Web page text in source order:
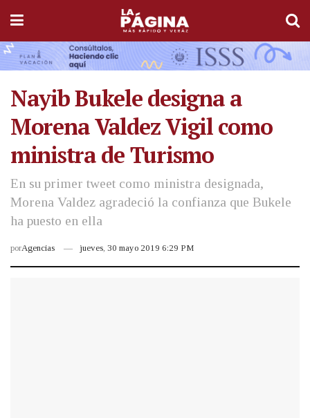
Nayib Bukele designa a
Morena Valdez Vigil como
ministra de Turismo
En su primer tweet como ministra designada,
Morena Valdez agradeció la confianza que Bukele
ha puesto en ella
porAgencias jueves, 30 mayo 2019 6:29 PM